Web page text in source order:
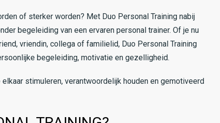
of sterker worden? Met Duo Personal Training nabij
begeleiding van een ervaren personal trainer. Of je nu
vriendin, collega of familielid, Duo Personal Training
begeleiding, motivatie en gezelligheid.
stimuleren, verantwoordelijk houden en gemotiveerd